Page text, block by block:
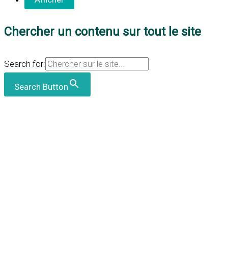
Chercher un contenu sur tout le site
Search for:
Search Button